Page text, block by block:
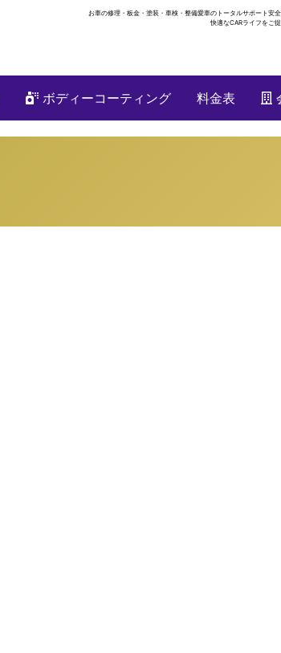
お車の修理・板金・塗装・車検・整備愛車のトータルサポート安
快適なCARライフをご
ボディーコーティング 料金表